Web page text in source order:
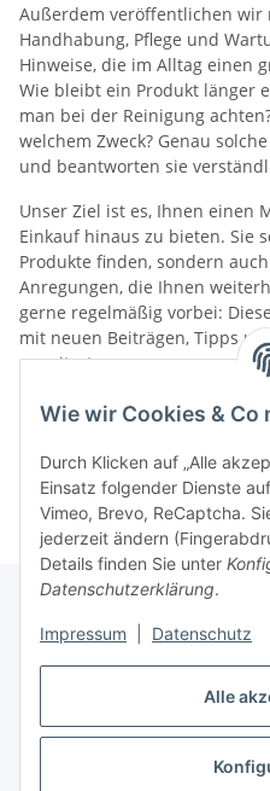
Alle
Wie wir Cookies & Co
Durch Klicken auf „Alle
Einsatz folgender Dienste
Vimeo, Brevo, ReCaptcha.
jederzeit ändern
Details finden Sie unter
Datenschutzerklärung.
Impressum Datenschutz
Außerdem veröffentlichen
Handhabung, Pflege und
Hinweise, die im Alltag einen
Wie bleibt ein Produkt länger
man bei der Reinigung
welchem Zweck? Genau
und beantworten sie
Unser Ziel ist es, Ihnen einen
Einkauf hinaus zu bieten. Sie
Produkte finden, sondern
Anregungen, die Ihnen
gerne regelmäßig vorbei:
mit neuen Beiträgen, Tipps
erweitert.
Kategorien